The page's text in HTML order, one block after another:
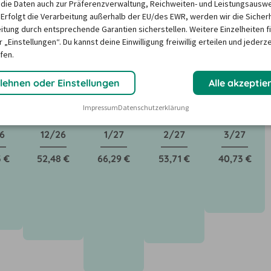
wie saisonale Nachfrage, Feiertage oder lokale
Mietwagen-Preisbarometer hilft immer, das
zu finden - versprochen!
€
12/26
52,48 €
1/27
66,29 €
2/27
53,71 €
3/27
40,73 €
Daten auch zur Präferenzverwaltung, Reichweiten- und
die Verarbeitung außerhalb der EU/des EWR, werden wir die
durch entsprechende Garantien sicherstellen. Weitere Einzelheiten
„Einstellungen“. Du kannst deine Einwilligung freiwillig erteilen und
oder Einstellungen Alle
ImpressumDatenschutzerklärung